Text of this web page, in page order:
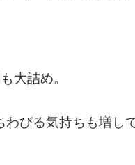
大詰め。
わびる気持ちも増し